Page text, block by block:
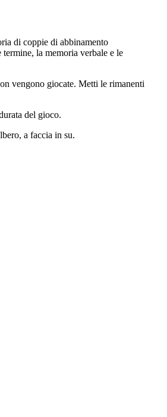
di coppie di abbinamento
la memoria verbale e le
vengono giocate. Metti le rimanenti
del gioco.
a faccia in su.